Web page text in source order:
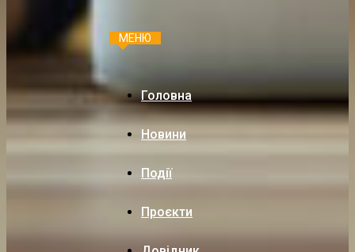
МЕНЮ
Головна
Новини
Події
Проєкти